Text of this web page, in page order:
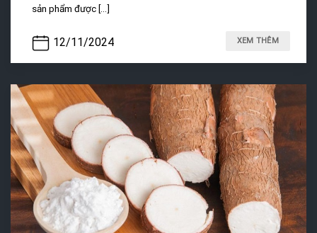
12/11/2024
sản phẩm được [...]
XEM THÊM